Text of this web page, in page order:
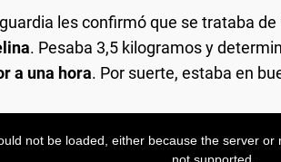
les confirmó que se trataba
. Pesaba 3,5 kilogramos y
a una hora. Por suerte, estaba en